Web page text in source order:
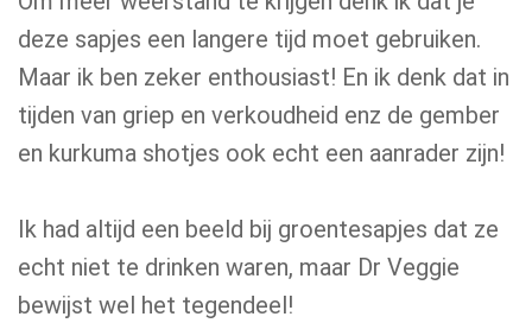
deze sapjes een langere tijd moet gebruiken.
Maar ik ben zeker enthousiast! En ik denk dat in
tijden van griep en verkoudheid enz de gember
en kurkuma shotjes ook echt een aanrader zijn!
Ik had altijd een beeld bij groentesapjes dat ze
echt niet te drinken waren, maar Dr Veggie
bewijst wel het tegendeel!